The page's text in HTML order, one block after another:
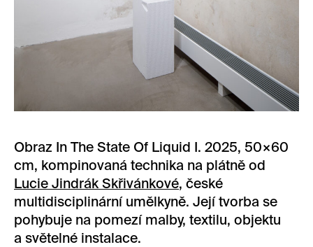
Obraz In The State Of Liquid I. 2025, 50×60
cm, kompinovaná technika na plátně od
Lucie Jindrák Skřivánkové, české
multidisciplinární umělkyně. Její tvorba se
pohybuje na pomezí malby, textilu, objektu
a světelné instalace.